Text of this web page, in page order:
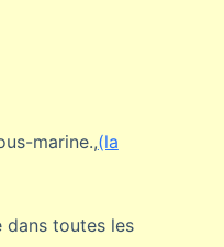
marine.,(la
dans toutes les